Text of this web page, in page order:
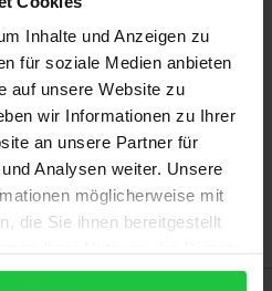
Inhalte und Anzeigen zu
für soziale Medien anbieten
auf unsere Website zu
wir Informationen zu Ihrer
an unsere Partner für
Analysen weiter. Unsere
möglicherweise mit
die Sie ihnen bereitgestellt
on the delivery address, VAT
to Cart